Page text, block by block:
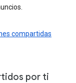
compartidas
por ti